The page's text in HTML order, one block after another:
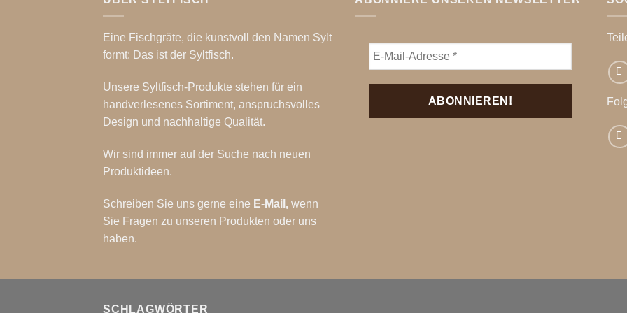
Eine Fischgräte, die kunstvoll den Namen Sylt
formt: Das ist der Syltfisch.
Unsere Syltfisch-Produkte stehen für ein
handverlesenes Sortiment, anspruchsvolles
Design und nachhaltige Qualität.
Wir sind immer auf der Suche nach neuen
Produktideen.
Schreiben Sie uns gerne eine E-Mail , wenn
Sie Fragen zu unseren Produkten oder uns
haben.
SCHLAGWÖRTER